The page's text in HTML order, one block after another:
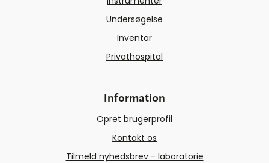
Undersøgelse
Inventar
Privathospital
Information
Opret brugerprofil
Kontakt os
Tilmeld nyhedsbrev - laboratorie